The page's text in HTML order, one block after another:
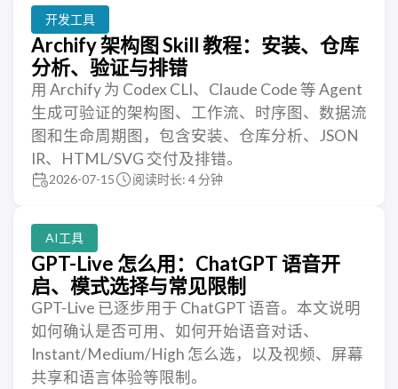
开发工具
Archify 架构图 Skill 教程：安装、仓库
分析、验证与排错
用 Archify 为 Codex CLI、Claude Code 等 Agent
生成可验证的架构图、工作流、时序图、数据流
图和生命周期图，包含安装、仓库分析、JSON
IR、HTML/SVG 交付及排错。
2026-07-15 阅读时长: 4 分钟
AI工具
GPT-Live 怎么用：ChatGPT 语音开
启、模式选择与常见限制
GPT-Live 已逐步用于 ChatGPT 语音。本文说明
如何确认是否可用、如何开始语音对话、
Instant/Medium/High 怎么选，以及视频、屏幕
共享和语言体验等限制。